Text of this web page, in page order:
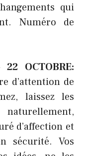
qui
Numéro de
OCTOBRE:
d’attention de
laissez les
d’affection et
sécurité. Vos